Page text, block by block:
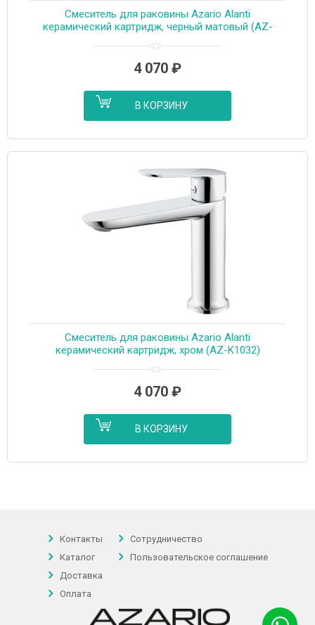
Cмеситель для раковины Azario Alanti
керамический картридж, черный матовый (AZ-
4 070 ₽
В КОРЗИНУ
Cмеситель для раковины Azario Alanti
керамический картридж, хром (AZ-K1032)
4 070 ₽
В КОРЗИНУ
Контакты
Каталог
Доставка
Оплата
Сотрудничество
Пользовательское соглашение